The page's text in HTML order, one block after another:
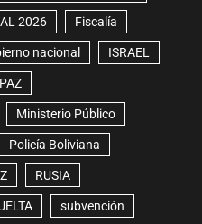
2026 Fiscalía
nacional ISRAEL
Ministerio Público
Policía Boliviana
RUSIA
subvención